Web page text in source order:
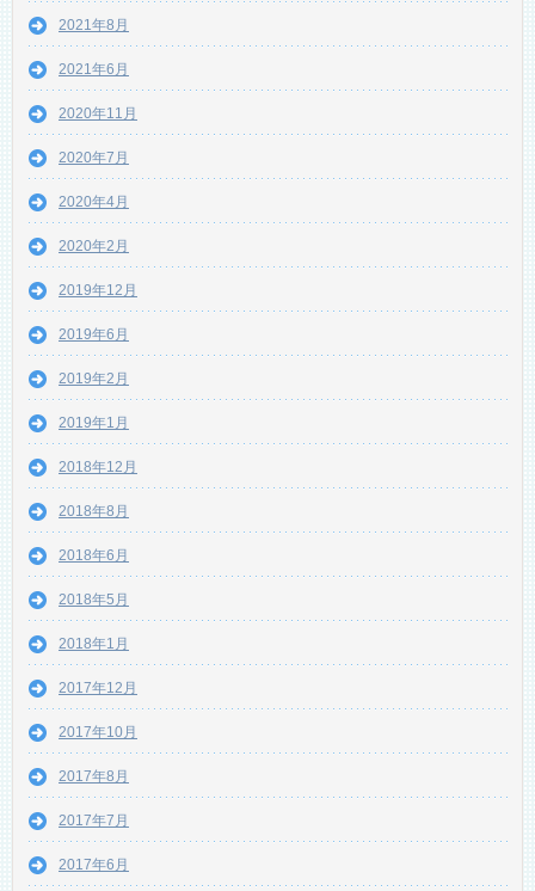
2021年8月
2021年6月
2020年11月
2020年7月
2020年4月
2020年2月
2019年12月
2019年6月
2019年2月
2019年1月
2018年12月
2018年8月
2018年6月
2018年5月
2018年1月
2017年12月
2017年10月
2017年8月
2017年7月
2017年6月